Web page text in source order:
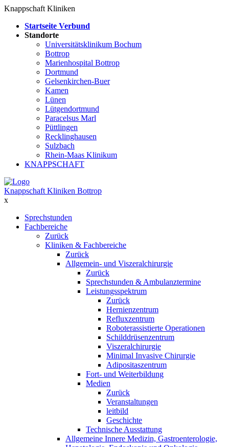
Knappschaft Kliniken
Startseite Verbund
Standorte
Universitätsklinikum Bochum
Bottrop
Marienhospital Bottrop
Dortmund
Gelsenkirchen-Buer
Kamen
Lünen
Lütgendortmund
Paracelsus Marl
Püttlingen
Recklinghausen
Sulzbach
Rhein-Maas Klinikum
KNAPPSCHAFT
Knappschaft Kliniken Bottrop
x
Sprechstunden
Fachbereiche
Zurück
Kliniken & Fachbereiche
Zurück
Allgemein- und Viszeralchirurgie
Zurück
Sprechstunden & Ambulanztermine
Leistungsspektrum
Zurück
Hernienzentrum
Refluxzentrum
Roboterassistierte Operationen
Schilddrüsenzentrum
Viszeralchirurgie
Minimal Invasive Chirurgie
Adipositaszentrum
Fort- und Weiterbildung
Medien
Zurück
Veranstaltungen
leitbild
Geschichte
Technische Ausstattung
Allgemeine Innere Medizin, Gastroenterologie,